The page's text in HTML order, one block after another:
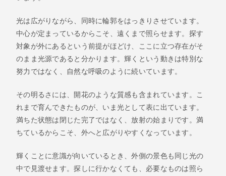
光は広がりながら、同時に輪郭をはっきりさせています。
中心が定まっているからこそ、遠くまで照らせます。探す
対象が外にあるという前提がほどけ、ここに立つ存在がそ
のまま光源であると分かります。輝くという動きは特別な
努力ではなく、自然な呼吸のように続いています。
その明るさには、開花のような質感も含まれています。こ
れまで育んできたものが、いま光として表に出ています。
満ちた状態は閉じた完了ではなく、放射の始まりです。満
ちているからこそ、外へと広がりやすくなっています。
輝くことに意識が向いているとき、外側の景色も同じ光の
中で見渡せます。探しに行かなくても、必要なものは照ら